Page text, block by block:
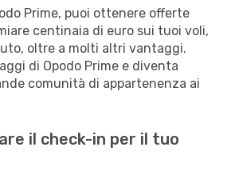
Prime, puoi ottenere offerte
centinaia di euro sui tuoi voli,
oltre a molti altri vantaggi.
di Opodo Prime e diventa
comunità di appartenenza ai
il check-in per il tuo